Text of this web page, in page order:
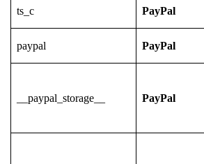
ts_c PayPal
paypal PayPal
__paypal_storage__ PayPal